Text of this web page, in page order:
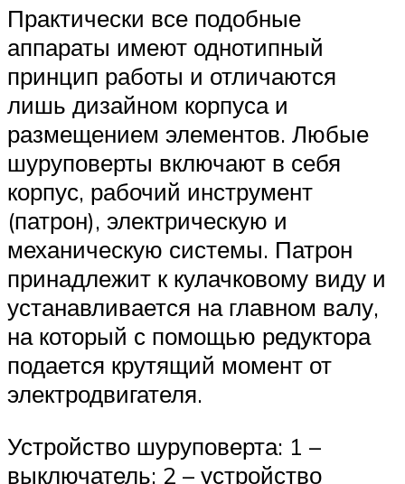
Практически все подобные
аппараты имеют однотипный
принцип работы и отличаются
лишь дизайном корпуса и
размещением элементов. Любые
шуруповерты включают в себя
корпус, рабочий инструмент
(патрон), электрическую и
механическую системы. Патрон
принадлежит к кулачковому виду и
устанавливается на главном валу,
на который с помощью редуктора
подается крутящий момент от
электродвигателя.
Устройство шуруповерта: 1 –
выключатель; 2 – устройство